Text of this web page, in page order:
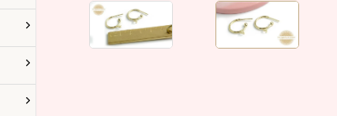
Connecteurs Bases